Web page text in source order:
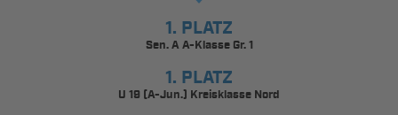
1. PLATZ
Sen. A A-Klasse Gr. 1
1. PLATZ
U 19 (A-Jun.) Kreisklasse Nord